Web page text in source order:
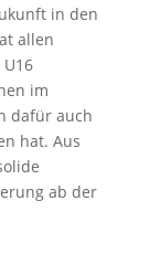
in den
allen
im
dafür auch
hat. Aus
ab der